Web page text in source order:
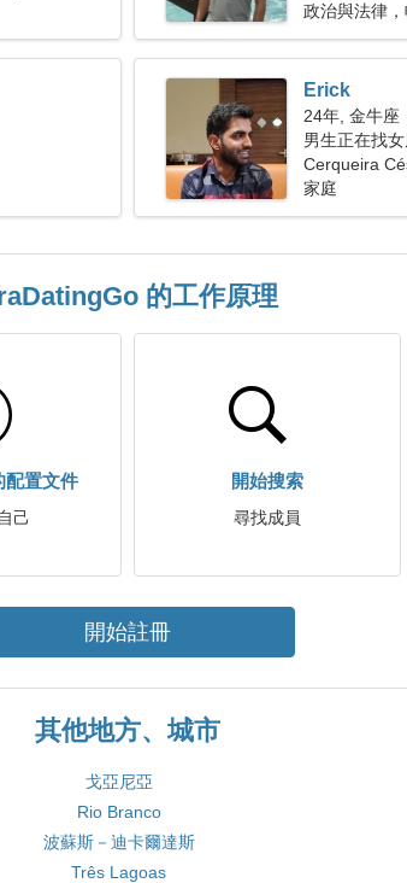
政治與法律
Erick
24年, 金牛座
男生正在找
Cerqueira
家庭
的工作原理
配置文件
己
開始搜索
尋找成員
開始註冊
其他地方、城市
戈亞尼亞
Rio Branco
波蘇斯－迪卡爾達斯
Três Lagoas